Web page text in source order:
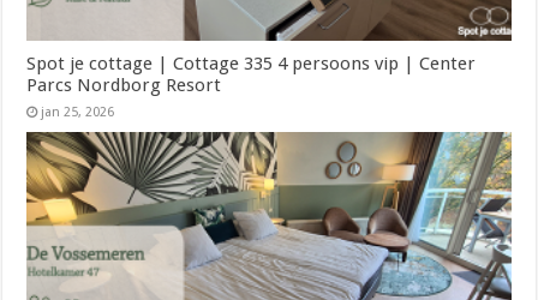
Spot je cottage | Cottage 335 4 persoons vip | Center
Parcs Nordborg Resort
jan 25, 2026